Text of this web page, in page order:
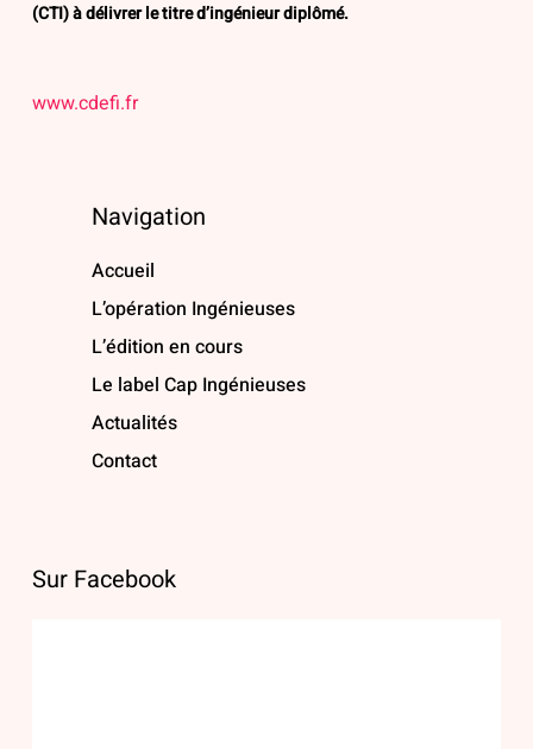
(CTI) à délivrer le titre d’ingénieur diplômé.
www.cdefi.fr
Navigation
Accueil
L’opération Ingénieuses
L’édition en cours
Le label Cap Ingénieuses
Actualités
Contact
Sur Facebook